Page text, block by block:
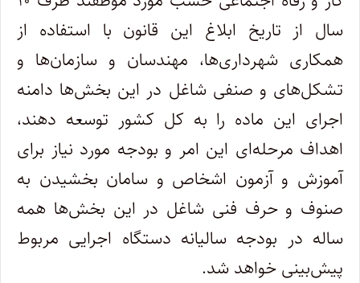
سال از تاریخ ابلاغ این قانون با استفاده از‌
همکاری شهرداری‌ها، مهندسان و سازمان‌ها و
تشکل‌های و صنفی شاغل در این بخش‌ها دامنه
اجرای این ماده را به کل کشور توسعه دهند،
اهداف مرحله‌ای این امر و بودجه مورد نیاز برای
آموزش و آزمون اشخاص و سامان بخشیدن به
صنوف و حرف فنی شاغل در این بخش‌ها همه
ساله در‌ بودجه سالیانه دستگاه اجرایی مربوط
پیش‌بینی خواهد شد.